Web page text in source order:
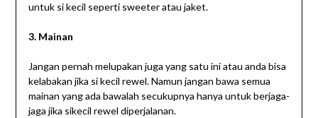
untuk si kecil seperti sweeter atau jaket.
3. Mainan
Jangan pernah melupakan juga yang satu ini atau anda bisa
kelabakan jika si kecil rewel. Namun jangan bawa semua
mainan yang ada bawalah secukupnya hanya untuk berjaga-
jaga jika sikecil rewel diperjalanan.